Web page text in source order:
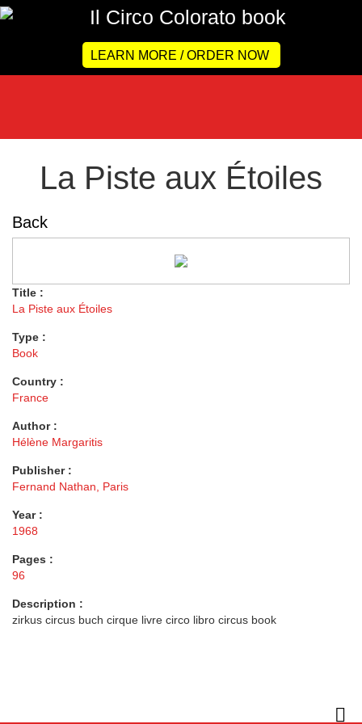
LEARN MORE / ORDER NOW
La Piste aux Étoiles
Back
Title :
La Piste aux Étoiles
Type :
Book
Country :
France
Author :
Hélène Margaritis
Publisher :
Fernand Nathan, Paris
Year :
1968
Pages :
96
Description :
zirkus circus buch cirque livre circo libro circus book